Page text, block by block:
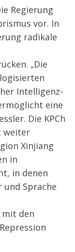
Regierung
vor. In
radikale
„Die
Intelligenz-
eine
Die KPCh
weiter
Xinjiang
in
in denen
Sprache
mit den